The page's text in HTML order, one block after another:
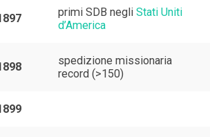
primi SDB negliStati Uniti
d’America
spedizione missionaria
record (>150)